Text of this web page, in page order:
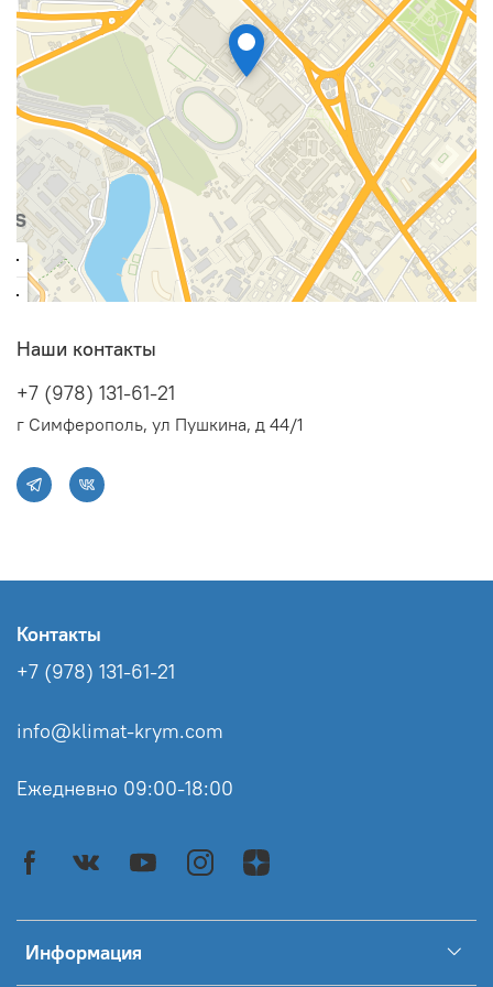
Наши контакты
+7 (978) 131-61-21
г Симферополь, ул Пушкина, д 44/1
Информация
Контакты
+7 (978) 131-61-21
info@klimat-krym.com
Ежедневно 09:00-18:00